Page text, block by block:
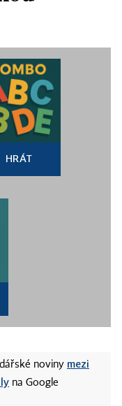
HRÁT
noviny mezi
na Google